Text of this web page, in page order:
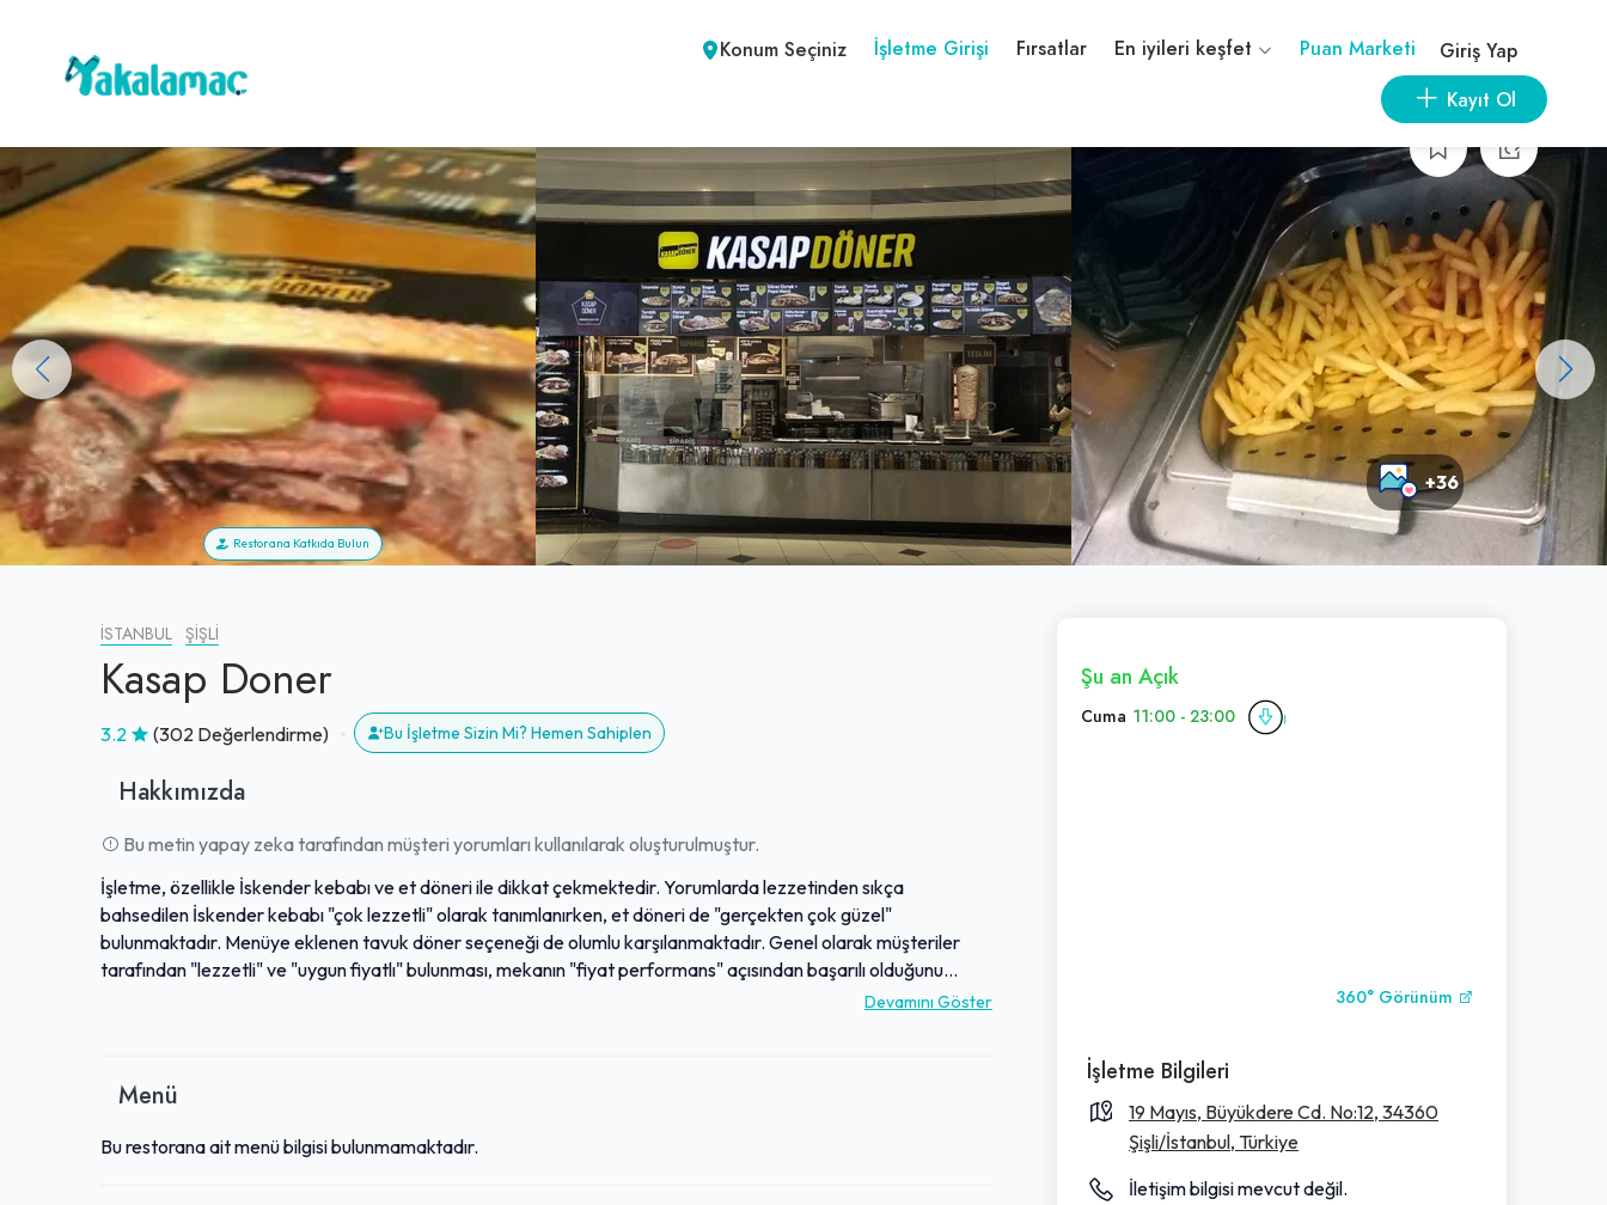
Konum Seçiniz İşletme Girişi Fırsatlar En iyileri keşfet Puan Marketi
Giriş Yap
Kayıt Ol
+36
Restorana Katkıda Bulun
İSTANBUL ŞIŞLI
Kasap Doner
3.2 (302 Değerlendirme) Bu İşletme Sizin Mi? Hemen Sahiplen
Hakkımızda
Bu metin yapay zeka tarafından müşteri yorumları kullanılarak oluşturulmuştur.
İşletme, özellikle İskender kebabı ve et döneri ile dikkat çekmektedir. Yorumlarda lezzetinden sıkça
bahsedilen İskender kebabı "çok lezzetli" olarak tanımlanırken, et döneri de "gerçekten çok güzel"
bulunmaktadır. Menüye eklenen tavuk döner seçeneği de olumlu karşılanmaktadır. Genel olarak müşteriler
tarafından "lezzetli" ve "uygun fiyatlı" bulunması, mekanın "fiyat performans" açısından başarılı olduğunu
göstermektedir. İyi hizmet kalitesi ve temiz görünümü de işletmenin öne çıkan olumlu yönlerindendir.Devamını Göster
Menü
Bu restorana ait menü bilgisi bulunmamaktadır.
Şu an Açık
Cuma 11:00 - 23:00
360° Görünüm
İşletme Bilgileri
19 Mayıs, Büyükdere Cd. No:12, 34360
Şişli/İstanbul, Türkiye
İletişim bilgisi mevcut değil.